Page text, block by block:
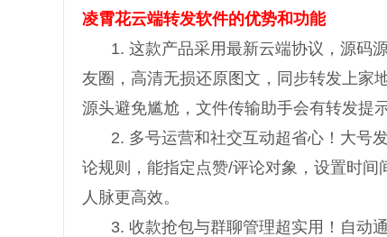
凌霄花云端转发软件的优势和功能
1. 这款产品采用最新云端协议，源码
友圈，高清无损还原图文，同步转发上家
源头避免尴尬，文件传输助手会有转发提
2. 多号运营和社交互动超省心！大号
论规则，能指定点赞/评论对象，设置时
人脉更高效。
3. 收款抢包与群聊管理超实用！自动